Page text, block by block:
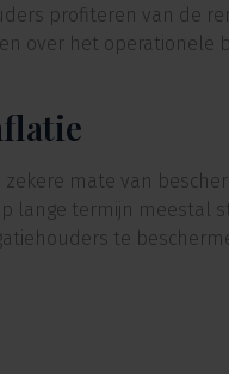
profiteren van de
over het operationele
mate van
lange termijn meestal
te